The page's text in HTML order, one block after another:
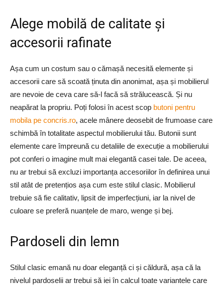
Alege mobilă de calitate și
accesorii rafinate
Așa cum un costum sau o cămașă necesită elemente și
accesorii care să scoată ținuta din anonimat, așa și mobilierul
are nevoie de ceva care să-l facă să strălucească. Și nu
neapărat la propriu. Poți folosi în acest scop butoni pentru
mobila pe concris.ro, acele mânere deosebit de frumoase care
schimbă în totalitate aspectul mobilierului tău. Butonii sunt
elemente care împreună cu detaliile de execuție a mobilierului
pot conferi o imagine mult mai elegantă casei tale. De aceea,
nu ar trebui să excluzi importanța accesoriilor în definirea unui
stil atât de pretențios așa cum este stilul clasic. Mobilierul
trebuie să fie calitativ, lipsit de imperfecțiuni, iar la nivel de
culoare se preferă nuanțele de maro, wenge și bej.
Pardoseli din lemn
Stilul clasic emană nu doar eleganță ci și căldură, așa că la
nivelul pardoselii ar trebui să iei în calcul toate variantele care